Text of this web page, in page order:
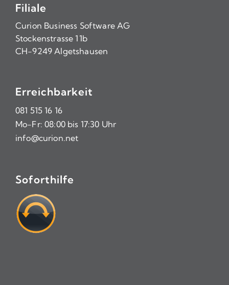
Filiale
Curion Business Software AG
Stockenstrasse 11b
CH-9249 Algetshausen
Erreichbarkeit
081 515 16 16
Mo-Fr: 08:00 bis 17:30 Uhr
info@curion.net
Soforthilfe